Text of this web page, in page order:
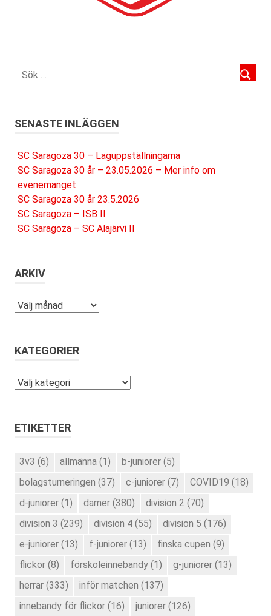
SENASTE INLÄGGEN
SC Saragoza 30 – Laguppställningarna
SC Saragoza 30 år – 23.05.2026 – Mer info om
evenemanget
SC Saragoza 30 år 23.5.2026
SC Saragoza – ISB II
SC Saragoza – SC Alajärvi II
ARKIV
Arkiv
KATEGORIER
Kategorier
ETIKETTER
3v3 (6) allmänna (1) b-juniorer (5)
bolagsturneringen (37) c-juniorer (7) COVID19 (18)
d-juniorer (1) damer (380) division 2 (70)
division 3 (239) division 4 (55) division 5 (176)
e-juniorer (13) f-juniorer (13) finska cupen (9)
flickor (8) förskoleinnebandy (1) g-juniorer (13)
herrar (333) inför matchen (137)
innebandy för flickor (16) juniorer (126)